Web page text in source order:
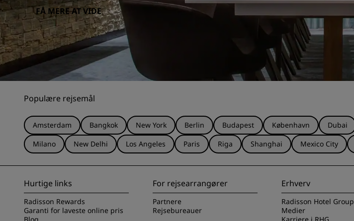
FÅ MERE AT VIDE
Populære rejsemål
Amsterdam Bangkok New York Berlin Budapest København Dubai
Milano
New Delhi Los Angeles Paris Riga Shanghai Mexico City
Hurtige links
Radisson Rewards
Garanti for laveste online pris
For rejsearrangører
Partnere
Rejsebureauer
Erhverv
Radisson Hotel Group
Medier